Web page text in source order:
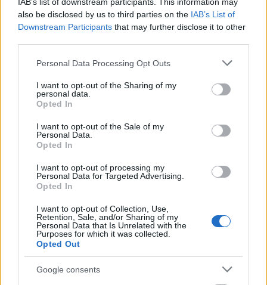
also be disclosed by us to third parties on the IAB’s List of
Downstream Participants that may further disclose it to other
Please note that this website/app uses one or more Google
not limited to your visit or usage behaviour. You may click to
grant or deny consent to Google and its third-party tags to
use your data for below specified purposes in below Google
consent section.
Personal Data Processing Opt Outs
I want to opt-out of the Sharing of my
personal data.
Opted In
I want to opt-out of the Sale of my
Personal Data.
Opted In
I want to opt-out of processing my
Personal Data for Targeted Advertising.
Opted In
I want to opt-out of Collection, Use,
Retention, Sale, and/or Sharing of my
Personal Data that Is Unrelated with the
Purposes for which it was collected.
Opted Out
Google consents
90g liszt
70ml agaveszirup (ennek egy része, vagy plusz lehet
4 ek mazsola (esetleg egyéb aszalt gyümölcs)
lekvár